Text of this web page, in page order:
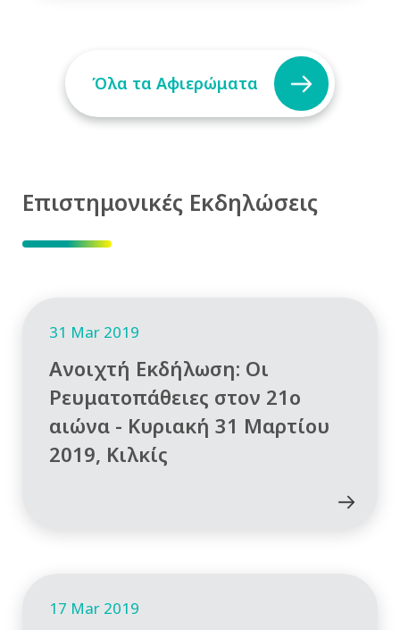
Όλα τα Αφιερώματα
Επιστημονικές Εκδηλώσεις
31 Mar 2019
Ανοιχτή Εκδήλωση: Οι
Ρευματοπάθειες στον 21ο
αιώνα - Κυριακή 31 Μαρτίου
2019, Κιλκίς
17 Mar 2019